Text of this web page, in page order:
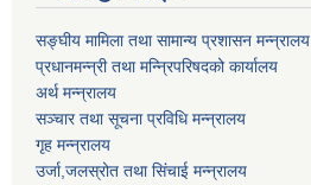
सङ्घीय मामिला तथा सामान्य प्रशासन मन्न्रालय
प्रधानमन्न्री तथा मन्न्रिपरिषदको कार्यालय
अर्थ मन्न्रालय
सञ्चार तथा सूचना प्रविधि मन्न्रालय
गृह मन्न्रालय
उर्जा,जलस्रोत तथा सिंचाई मन्न्रालय